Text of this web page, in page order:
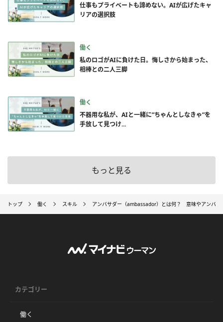
仕事もプライベートも諦めない。AIが広げたキャ
リアの選択肢
働く
私のロゴがAIに負けた日。悔しさから始まった、
相棒との二人三脚
働く
不器用な私が、AIと一緒に”ちゃんとしなきゃ”を
手放して見つけ...
もっと見る
トップ 働く スキル アンバサダー（ambassador）とは何？ 意味やアンバサ
カテゴリー
働く